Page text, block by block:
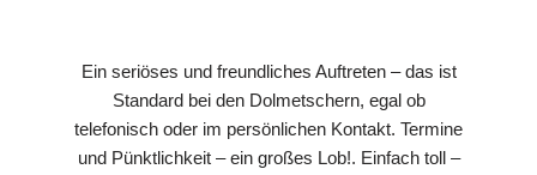
Ein seriöses und freundliches Auftreten – das ist
Standard bei den Dolmetschern, egal ob
telefonisch oder im persönlichen Kontakt. Termine
und Pünktlichkeit – ein großes Lob!. Einfach toll –